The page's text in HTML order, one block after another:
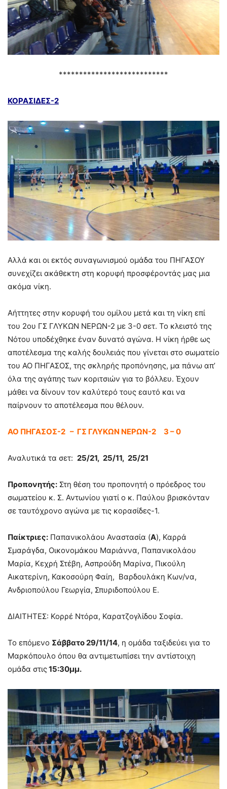
***************************
ΚΟΡΑΣΙΔΕΣ-2
Αλλά και οι εκτός συναγωνισμού ομάδα του ΠΗΓΑΣΟΥ
συνεχίζει ακάθεκτη στη κορυφή προσφέροντάς μας μια
ακόμα νίκη.
Αήττητες στην κορυφή του ομίλου μετά και τη νίκη επί
του 2ου ΓΣ ΓΛΥΚΩΝ ΝΕΡΩΝ-2 με 3-0 σετ. Το κλειστό της
Νότου υποδέχθηκε έναν δυνατό αγώνα. Η νίκη ήρθε ως
αποτέλεσμα της καλής δουλειάς που γίνεται στο σωματείο
του ΑΟ ΠΗΓΑΣΟΣ, της σκληρής προπόνησης, μα πάνω απ’
όλα της αγάπης των κοριτσιών για το βόλλευ. Έχουν
μάθει να δίνουν τον καλύτερό τους εαυτό και να
παίρνουν το αποτέλεσμα που θέλουν.
ΑΟ ΠΗΓΑΣΟΣ-2 – ΓΣ ΓΛΥΚΩΝ ΝΕΡΩΝ-2 3 – 0
Αναλυτικά τα σετ: 25/21, 25/11, 25/21
Προπονητής: Στη θέση του προπονητή ο πρόεδρος του
σωματείου κ. Σ. Αντωνίου γιατί ο κ. Παύλου βρισκόνταν
σε ταυτόχρονο αγώνα με τις κορασίδες-1.
Παίκτριες: Παπανικολάου Αναστασία (Α), Καρρά
Σμαράγδα, Οικονομάκου Μαριάννα, Παπανικολάου
Μαρία, Κεχρή Στέβη, Ασπρούδη Μαρίνα, Πικούλη
Αικατερίνη, Κακοσούρη Φαίη, Βαρδουλάκη Κων/να,
Ανδριοπούλου Γεωργία, Σπυριδοπούλου Ε.
ΔΙΑΙΤΗΤΕΣ: Κορρέ Ντόρα, Καρατζογλίδου Σοφία.
Το επόμενο Σάββατο 29/11/14, η ομάδα ταξιδεύει για το
Μαρκόπουλο όπου θα αντιμετωπίσει την αντίστοιχη
ομάδα στις15:30μμ.